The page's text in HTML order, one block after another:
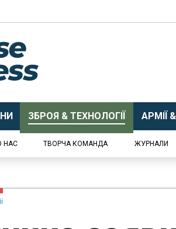
ЗБРОЯ & ТЕХНОЛОГІЇ АРМІЇ
НАС ТВОРЧА КОМАНДА ЖУРНАЛИ